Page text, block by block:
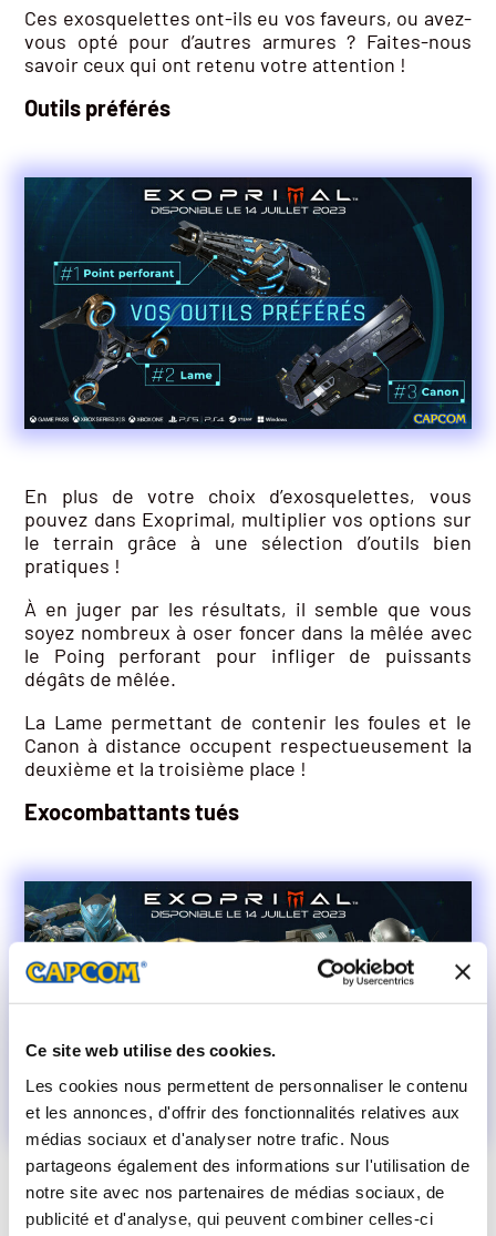
Ce site web utilise des cookies.
Les cookies nous permettent de personnaliser le contenu
et les annonces, d'offrir des fonctionnalités relatives aux
médias sociaux et d'analyser notre trafic. Nous
partageons également des informations sur l'utilisation de
notre site avec nos partenaires de médias sociaux, de
publicité et d'analyse, qui peuvent combiner celles-ci
Ces exosquelettes ont-ils eu vos faveurs, ou avez-
vous opté pour d’autres armures ? Faites-nous
savoir ceux qui ont retenu votre attention !
Outils préférés
En plus de votre choix d’exosquelettes, vous
pouvez dans Exoprimal, multiplier vos options sur
le terrain grâce à une sélection d’outils bien
pratiques !
À en juger par les résultats, il semble que vous
soyez nombreux à oser foncer dans la mêlée avec
le Poing perforant pour infliger de puissants
dégâts de mêlée.
La Lame permettant de contenir les foules et le
Canon à distance occupent respectueusement la
deuxième et la troisième place !
Exocombattants tués
Lors des simulations de guerre de la Beta, il ne
fallait pas seulement se méfier des dinosaures,